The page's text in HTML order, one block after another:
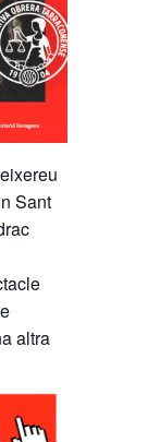
Sant
altra